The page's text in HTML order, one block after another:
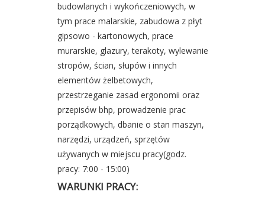
budowlanych i wykończeniowych, w
tym prace malarskie, zabudowa z płyt
gipsowo - kartonowych, prace
murarskie, glazury, terakoty, wylewanie
stropów, ścian, słupów i innych
elementów żelbetowych,
przestrzeganie zasad ergonomii oraz
przepisów bhp, prowadzenie prac
porządkowych, dbanie o stan maszyn,
narzędzi, urządzeń, sprzętów
używanych w miejscu pracy(godz.
pracy: 7:00 - 15:00)
WARUNKI PRACY: